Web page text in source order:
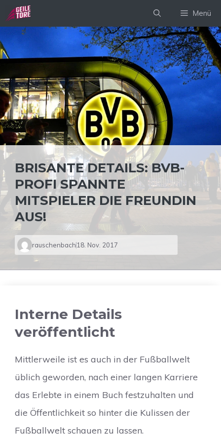
Zum
Inhalt
springen
Menü
BRISANTE DETAILS: BVB-
PROFI SPANNTE
MITSPIELER DIE FREUNDIN
AUS!
rauschenbach 18. Nov. 2017
Interne Details
veröffentlicht
Mittlerweile ist es auch in der Fußballwelt
üblich geworden, nach einer langen Karriere
das Erlebte in einem Buch festzuhalten und
die Öffentlichkeit so hinter die Kulissen der
Fußballwelt schauen zu lassen.